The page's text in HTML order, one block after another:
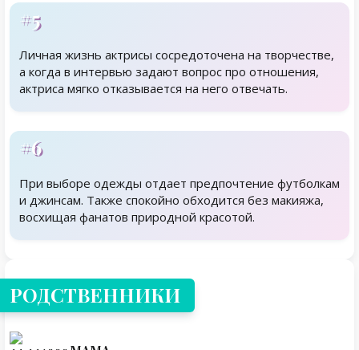
#5
Личная жизнь актрисы сосредоточена на творчестве,
а когда в интервью задают вопрос про отношения,
актриса мягко отказывается на него отвечать.
#6
При выборе одежды отдает предпочтение футболкам
и джинсам. Также спокойно обходится без макияжа,
восхищая фанатов природной красотой.
Родственники
РОДСТВЕННИКИ